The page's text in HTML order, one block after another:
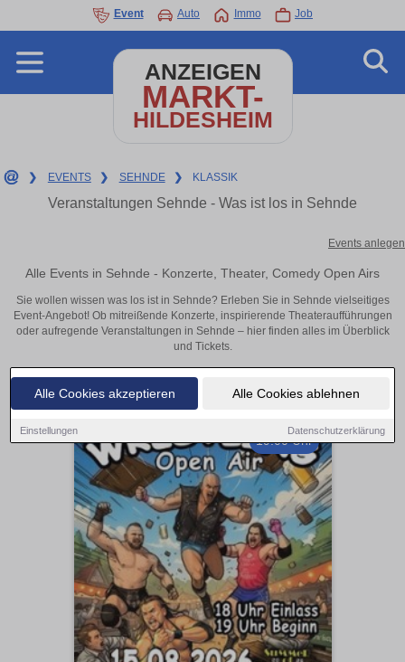
Alle Cookies akzeptieren Alle Cookies ablehnen
Einstellungen Datenschutzerklärung
Event Auto Immo Job
ANZEIGEN
MARKT-
HILDESHEIM
❯ EVENTS ❯ SEHNDE ❯ KLASSIK
Veranstaltungen Sehnde - Was ist los in Sehnde
Events anlegen
Alle Events in Sehnde - Konzerte, Theater, Comedy Open Airs
Sie wollen wissen was los ist in Sehnde? Erleben Sie in Sehnde vielseitiges
Event-Angebot! Ob mitreißende Konzerte, inspirierende Theateraufführungen
oder aufregende Veranstaltungen in Sehnde – hier finden alles im Überblick
und Tickets.
19:00 Uhr